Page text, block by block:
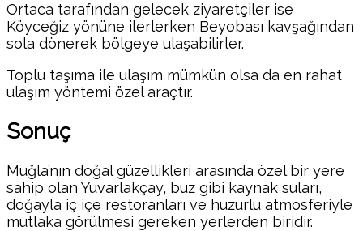
Ortaca tarafından gelecek ziyaretçiler ise
Köyceğiz yönüne ilerlerken Beyobası kavşağından
sola dönerek bölgeye ulaşabilirler.
Toplu taşıma ile ulaşım mümkün olsa da en rahat
ulaşım yöntemi özel araçtır.
Sonuç
Muğla’nın doğal güzellikleri arasında özel bir yere
sahip olan Yuvarlakçay, buz gibi kaynak suları,
doğayla iç içe restoranları ve huzurlu atmosferiyle
mutlaka görülmesi gereken yerlerden biridir.